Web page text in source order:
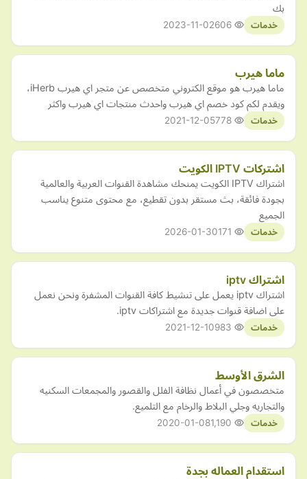
بك
خدمات 2023-11-02
ماما هيرب
ماما هيرب هو موقع الكتروني متخصص عن متجر اي هيرب iHerb،
ويقدم لكم كود خصم اي هيرب واحدث منتجات اي هيرب واكثر
خدمات 2021-12-05
اشتركات IPTV الكويت
اشتراك IPTV الكويت يمنحك مشاهدة القنوات العربية والعالمية
بجودة فائقة، بث مستقر بدون تقطيع، مع محتوى متنوع يناسب
الجميع
خدمات 2026-01-30
اشتراك iptv
اشتراك iptv يعمل على تنشيط كافة القنوات المشفرة ونحن نعمل
على اضافة قنوات جديدة مع اشتراكات iptv.
خدمات 2021-12-10
الشرق الأوسط
متخصصون في أعمال نظافة الفلل والقصور والمجمعات السكنيه
والتجاريه وجلي البلاط والرخام مع التلميع.
خدمات 2020-01-08
استقدام العماله بجدة